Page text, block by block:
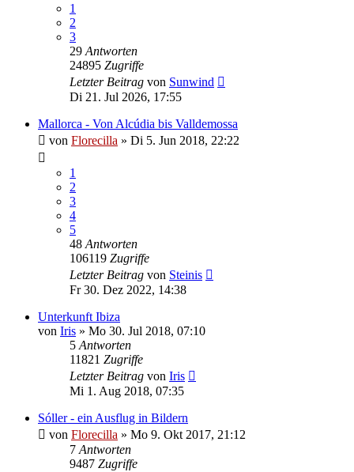
1
2
3
29 Antworten
24895 Zugriffe
Letzter Beitrag von Sunwind
Di 21. Jul 2026, 17:55
Mallorca - Von Alcúdia bis Valldemossa
von Florecilla » Di 5. Jun 2018, 22:22
1
2
3
4
5
48 Antworten
106119 Zugriffe
Letzter Beitrag von Steinis
Fr 30. Dez 2022, 14:38
Unterkunft Ibiza
von Iris » Mo 30. Jul 2018, 07:10
5 Antworten
11821 Zugriffe
Letzter Beitrag von Iris
Mi 1. Aug 2018, 07:35
Sóller - ein Ausflug in Bildern
von Florecilla » Mo 9. Okt 2017, 21:12
7 Antworten
9487 Zugriffe